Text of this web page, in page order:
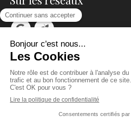
Thierry Watelet
Contactez moi